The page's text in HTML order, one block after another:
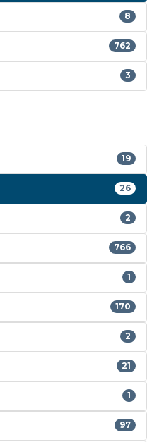
8
762
3
19
26
2
766
1
170
2
21
1
97